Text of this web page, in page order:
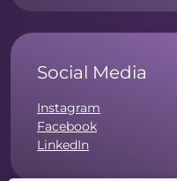
Social Media
Instagram
Facebook
LinkedIn